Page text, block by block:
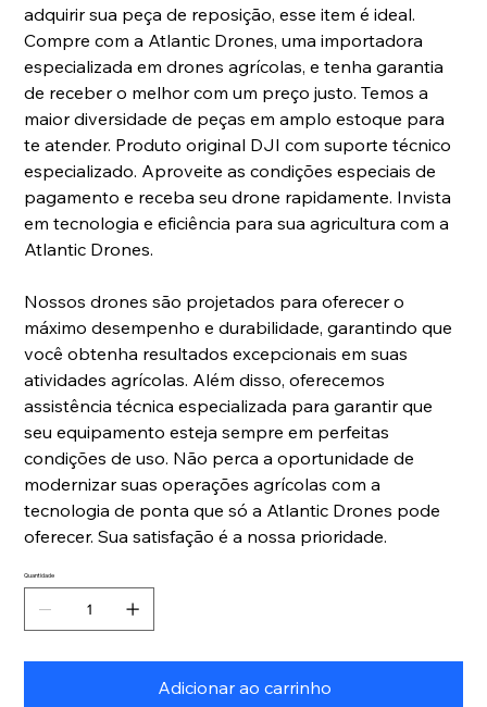
adquirir sua peça de reposição, esse item é ideal.
Compre com a Atlantic Drones, uma importadora
especializada em drones agrícolas, e tenha garantia
de receber o melhor com um preço justo. Temos a
maior diversidade de peças em amplo estoque para
te atender. Produto original DJI com suporte técnico
especializado. Aproveite as condições especiais de
pagamento e receba seu drone rapidamente. Invista
em tecnologia e eficiência para sua agricultura com a
Atlantic Drones.
Nossos drones são projetados para oferecer o
máximo desempenho e durabilidade, garantindo que
você obtenha resultados excepcionais em suas
atividades agrícolas. Além disso, oferecemos
assistência técnica especializada para garantir que
seu equipamento esteja sempre em perfeitas
condições de uso. Não perca a oportunidade de
modernizar suas operações agrícolas com a
tecnologia de ponta que só a Atlantic Drones pode
oferecer. Sua satisfação é a nossa prioridade.
Quantidade
Adicionar ao carrinho